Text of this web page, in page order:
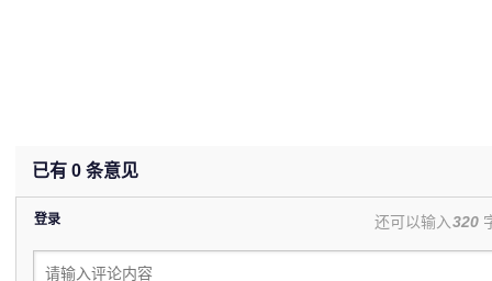
已有 0 条意见
登录 还可以输入320